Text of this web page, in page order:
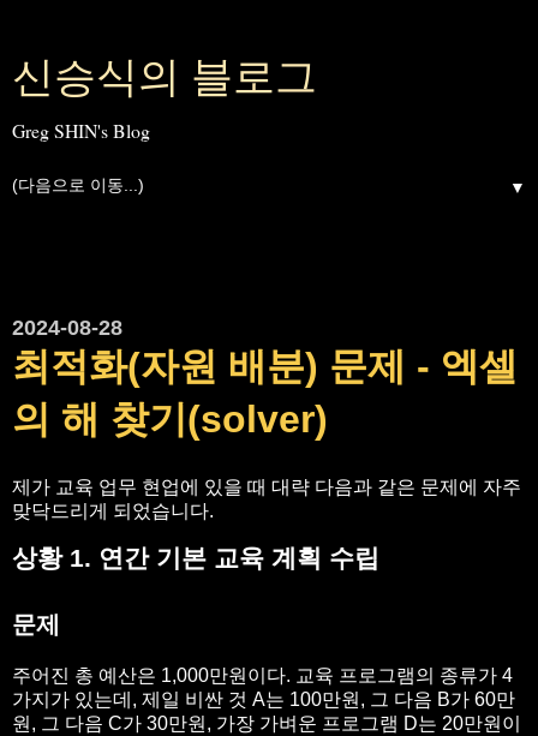
신승식의 블로그
Greg SHIN's Blog
▼
2024-08-28
최적화(자원 배분) 문제 - 엑셀
의 해 찾기(solver)
제가 교육 업무 현업에 있을 때 대략 다음과 같은 문제에 자주
맞닥드리게 되었습니다.
상황 1. 연간 기본 교육 계획 수립
문제
주어진 총 예산은 1,000만원이다. 교육 프로그램의 종류가 4
가지가 있는데, 제일 비싼 것 A는 100만원, 그 다음 B가 60만
원, 그 다음 C가 30만원, 가장 가벼운 프로그램 D는 20만원이